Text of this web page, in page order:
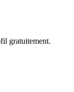
gratuitement.